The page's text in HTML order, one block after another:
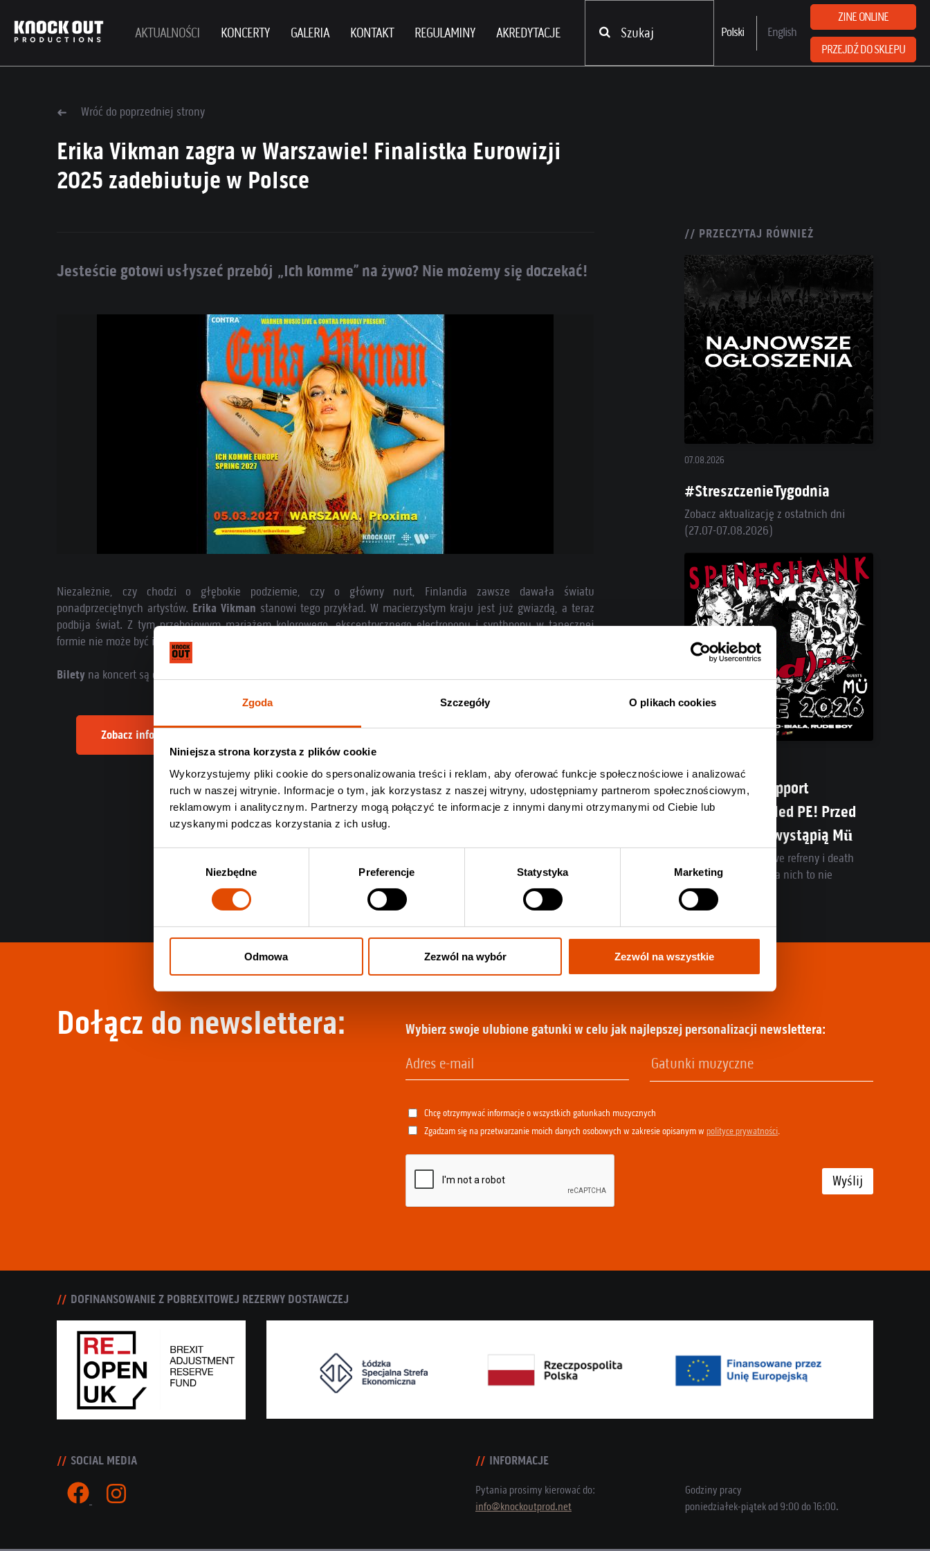
Zgoda Szczegóły O plikach cookies
Niniejsza strona korzysta z plików cookie
Wykorzystujemy pliki cookie do spersonalizowania treści i reklam, aby oferować funkcje społecznościowe i analizować
ruch w naszej witrynie. Informacje o tym, jak korzystasz z naszej witryny, udostępniamy partnerom społecznościowym,
reklamowym i analitycznym. Partnerzy mogą połączyć te informacje z innymi danymi otrzymanymi od Ciebie lub
uzyskanymi podczas korzystania z ich usług.
Niezbędne Preferencje Statystyka Marketing
Odmowa Zezwól na wybór Zezwól na wszystkie
AKTUALNOŚCI KONCERTY GALERIA KONTAKT REGULAMINY AKREDYTACJE Polski English
ZINE ONLINE
PRZEJDŹ DO SKLEPU
Wróć do poprzedniej strony
Erika Vikman zagra w Warszawie! Finalistka Eurowizji
2025 zadebiutuje w Polsce
Jesteście gotowi usłyszeć przebój „Ich komme” na żywo? Nie możemy się doczekać!
Niezależnie, czy chodzi o głębokie podziemie, czy o główny nurt, Finlandia zawsze dawała światu
ponadprzeciętnych artystów. Erika Vikman stanowi tego przykład. W macierzystym kraju jest już gwiazdą, a teraz
podbija świat. Z tym przebojowym mariażem kolorowego, ekscentrycznego electropopu i synthpopu w tanecznej
formie nie może być inaczej.
Bilety na koncert są dostępne na
Zobacz informacje o nadchodzącym koncercie Erika Vikman
// PRZECZYTAJ RÓWNIEŻ
07.08.2026
#StreszczenieTygodnia
Zobacz aktualizację z ostatnich dni
(27.07-07.08.2026)
Poznaliśmy support
Spineshank i Hed PE! Przed
headlinerami wystąpią Mü
Post-rock, przebojowe refreny i death
metal w jednym? Dla nich to nie
problem!
Dołącz do newslettera: Wybierz swoje ulubione gatunki w celu jak najlepszej personalizacji newslettera:
Chcę otrzymywać informacje o wszystkich gatunkach muzycznych
Zgadzam się na przetwarzanie moich danych osobowych w zakresie opisanym wpolityce prywatności.
Wyślij
DOFINANSOWANIE Z POBREXITOWEJ REZERWY DOSTAWCZEJ
SOCIAL MEDIA INFORMACJE
Pytania prosimy kierować do:
info@knockoutprod.net
Godziny pracy
poniedziałek-piątek od 9:00 do 16:00.